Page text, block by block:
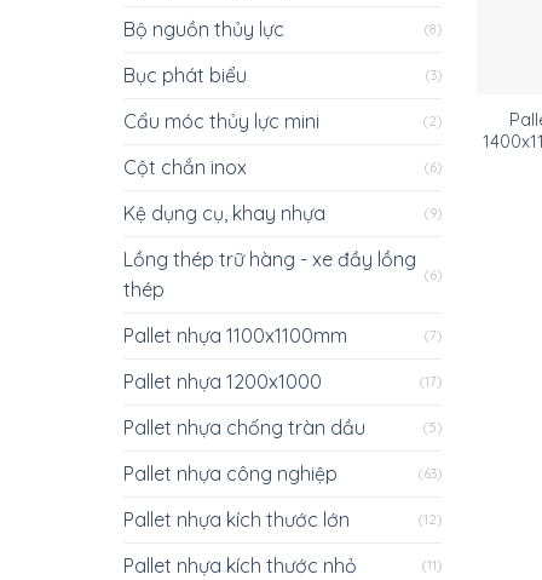
Bộ nguồn thủy lực (8)
Bục phát biểu (3)
Cẩu móc thủy lực mini (2)
Cột chắn inox (6)
Kệ dụng cụ, khay nhựa (9)
Lồng thép trữ hàng - xe đầy lồng
thép
(6)
Pallet nhựa 1100x1100mm (7)
Pallet nhựa 1200x1000 (17)
Pallet nhựa chống tràn dầu (5)
Pallet nhựa công nghiệp (63)
Pallet nhựa kích thước lớn (12)
Pallet nhựa kích thước nhỏ (11)